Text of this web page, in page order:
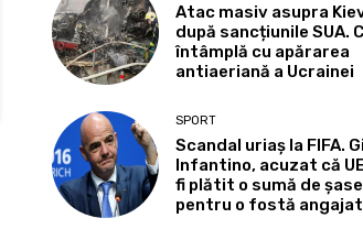
Atac masiv asupra
după sancțiunile SUA.
întâmplă cu apărarea
antiaeriană a Ucrainei
SPORT
Scandal uriaș la FIFA.
Infantino, acuzat că
fi plătit o sumă de
pentru o fostă